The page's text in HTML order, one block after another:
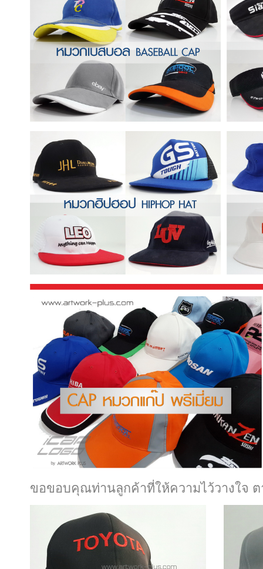
ขอขอบคุณท่านลูกค้าที่ให้ความไว้วางใจ